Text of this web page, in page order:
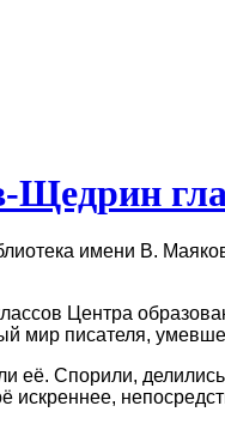
имени В.
Центра
мир писателя,
её. Спорили,